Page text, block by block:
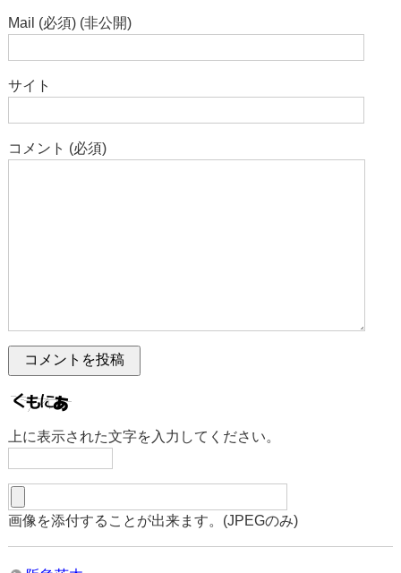
Mail (必須) (非公開)
サイト
コメント (必須)
上に表示された文字を入力してください。
画像を添付することが出来ます。(JPEGのみ)